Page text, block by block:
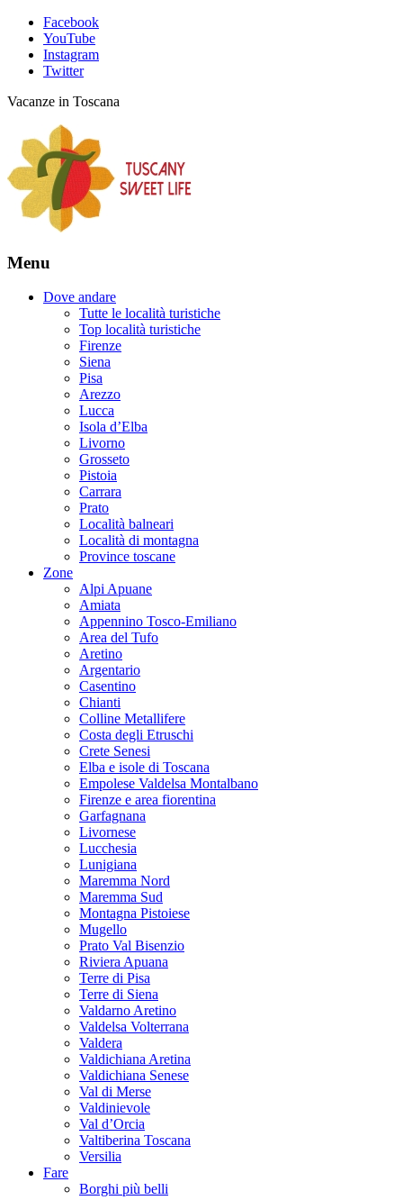
Facebook
YouTube
Instagram
Twitter
Vacanze in Toscana
Menu
Dove andare
Tutte le località turistiche
Top località turistiche
Firenze
Siena
Pisa
Arezzo
Lucca
Isola d’Elba
Livorno
Grosseto
Pistoia
Carrara
Prato
Località balneari
Località di montagna
Province toscane
Zone
Alpi Apuane
Amiata
Appennino Tosco-Emiliano
Area del Tufo
Aretino
Argentario
Casentino
Chianti
Colline Metallifere
Costa degli Etruschi
Crete Senesi
Elba e isole di Toscana
Empolese Valdelsa Montalbano
Firenze e area fiorentina
Garfagnana
Livornese
Lucchesia
Lunigiana
Maremma Nord
Maremma Sud
Montagna Pistoiese
Mugello
Prato Val Bisenzio
Riviera Apuana
Terre di Pisa
Terre di Siena
Valdarno Aretino
Valdelsa Volterrana
Valdera
Valdichiana Aretina
Valdichiana Senese
Val di Merse
Valdinievole
Val d’Orcia
Valtiberina Toscana
Versilia
Fare
Borghi più belli